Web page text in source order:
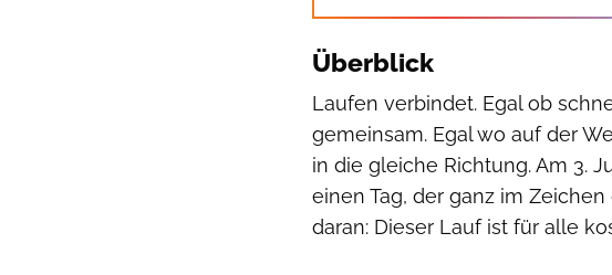
Überblick
Laufen verbindet. Egal ob
gemeinsam. Egal wo auf der
in die gleiche Richtung. Am 3.
einen Tag, der ganz im
daran: Dieser Lauf ist für alle